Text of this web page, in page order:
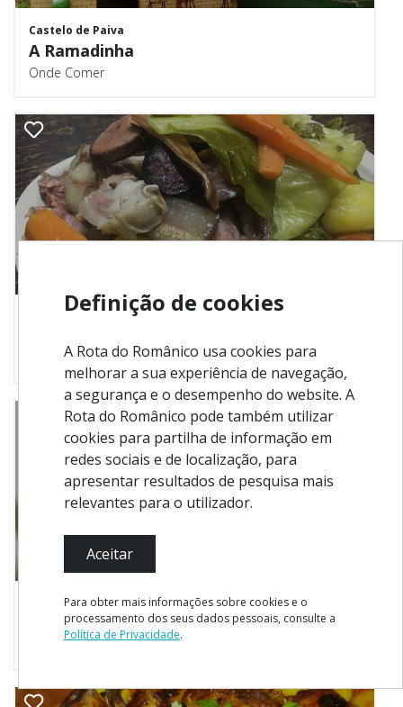
Castelo de Paiva
A Ramadinha
Onde Comer
Onde Comer
Paços de Ferreira
A.rei.a
Onde Comer
Definição de cookies
A Rota do Românico usa cookies para
melhorar a sua experiência de navegação,
a segurança e o desempenho do website. A
Rota do Românico pode também utilizar
cookies para partilha de informação em
redes sociais e de localização, para
apresentar resultados de pesquisa mais
relevantes para o utilizador.
Aceitar
Para obter mais informações sobre cookies e o
processamento dos seus dados pessoais, consulte a
Política de Privacidade.